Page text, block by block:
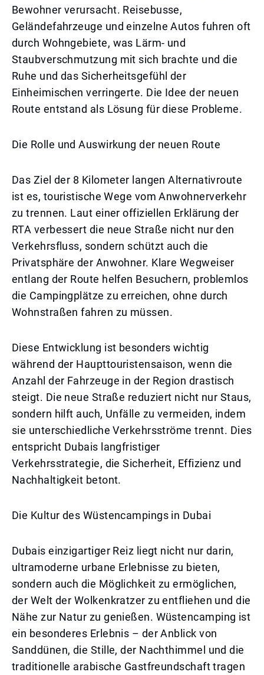
Bewohner verursacht. Reisebusse,
Geländefahrzeuge und einzelne Autos fuhren oft
durch Wohngebiete, was Lärm- und
Staubverschmutzung mit sich brachte und die
Ruhe und das Sicherheitsgefühl der
Einheimischen verringerte. Die Idee der neuen
Route entstand als Lösung für diese Probleme.
Die Rolle und Auswirkung der neuen Route
Das Ziel der 8 Kilometer langen Alternativroute
ist es, touristische Wege vom Anwohnerverkehr
zu trennen. Laut einer offiziellen Erklärung der
RTA verbessert die neue Straße nicht nur den
Verkehrsfluss, sondern schützt auch die
Privatsphäre der Anwohner. Klare Wegweiser
entlang der Route helfen Besuchern, problemlos
die Campingplätze zu erreichen, ohne durch
Wohnstraßen fahren zu müssen.
Diese Entwicklung ist besonders wichtig
während der Haupttouristensaison, wenn die
Anzahl der Fahrzeuge in der Region drastisch
steigt. Die neue Straße reduziert nicht nur Staus,
sondern hilft auch, Unfälle zu vermeiden, indem
sie unterschiedliche Verkehrsströme trennt. Dies
entspricht Dubais langfristiger
Verkehrsstrategie, die Sicherheit, Effizienz und
Nachhaltigkeit betont.
Die Kultur des Wüstencampings in Dubai
Dubais einzigartiger Reiz liegt nicht nur darin,
ultramoderne urbane Erlebnisse zu bieten,
sondern auch die Möglichkeit zu ermöglichen,
der Welt der Wolkenkratzer zu entfliehen und die
Nähe zur Natur zu genießen. Wüstencamping ist
ein besonderes Erlebnis – der Anblick von
Sanddünen, die Stille, der Nachthimmel und die
traditionelle arabische Gastfreundschaft tragen